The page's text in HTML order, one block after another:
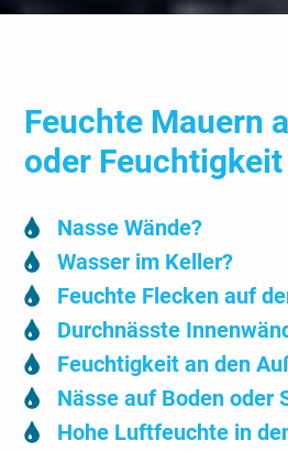
Feuchte Mauern
oder
Nasse Wände?
Wasser im Keller?
Feuchte Flecken auf
Durchnässte
Feuchtigkeit an den
Nässe auf Boden oder
Hohe Luftfeuchte in